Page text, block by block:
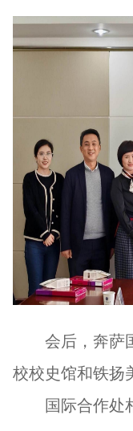
会后，奔萨
校校史馆和铁扬
国际合作处